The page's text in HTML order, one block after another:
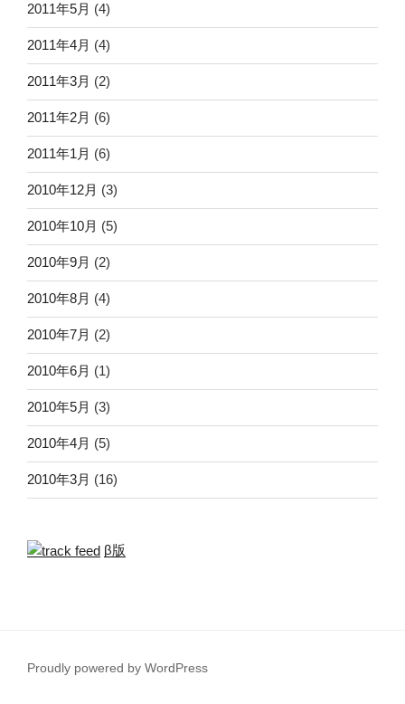
2011年5月 (4)
2011年4月 (4)
2011年3月 (2)
2011年2月 (6)
2011年1月 (6)
2010年12月 (3)
2010年10月 (5)
2010年9月 (2)
2010年8月 (4)
2010年7月 (2)
2010年6月 (1)
2010年5月 (3)
2010年4月 (5)
2010年3月 (16)
β版
Proudly powered by WordPress